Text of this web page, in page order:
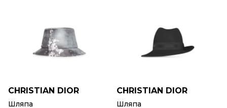
CHRISTIAN DIOR
Шляпа
CHRISTIAN DIOR
Шляпа